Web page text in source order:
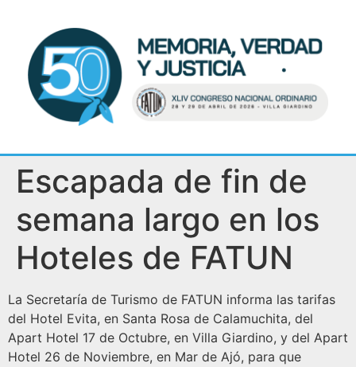
Escapada de fin de
semana largo en los
Hoteles de FATUN
La Secretaría de Turismo de FATUN informa las tarifas
del Hotel Evita, en Santa Rosa de Calamuchita, del
Apart Hotel 17 de Octubre, en Villa Giardino, y del Apart
Hotel 26 de Noviembre, en Mar de Ajó, para que